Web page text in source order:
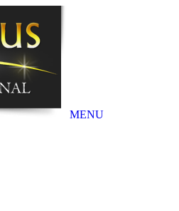
MENU